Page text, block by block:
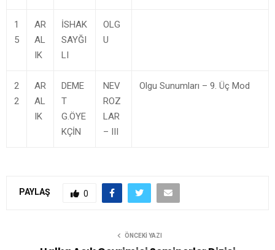
1
5
AR
AL
IK
İSHAK
SAYĞI
LI
OLG
U
2
2
AR
AL
IK
DEME
T
G.ÖYE
KÇİN
NEV
ROZ
LAR
– III
Olgu Sunumları – 9. Üç Mod
PAYLAŞ 0
ÖNCEKI YAZI